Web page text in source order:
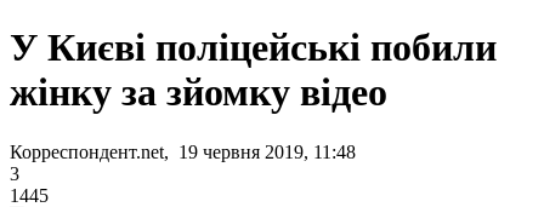
У Києві поліцейські побили
жінку за зйомку відео
Корреспондент.net, 19 червня 2019, 11:48
3
1445